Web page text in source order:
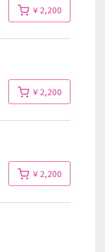
￥2,200
￥2,200
￥2,200